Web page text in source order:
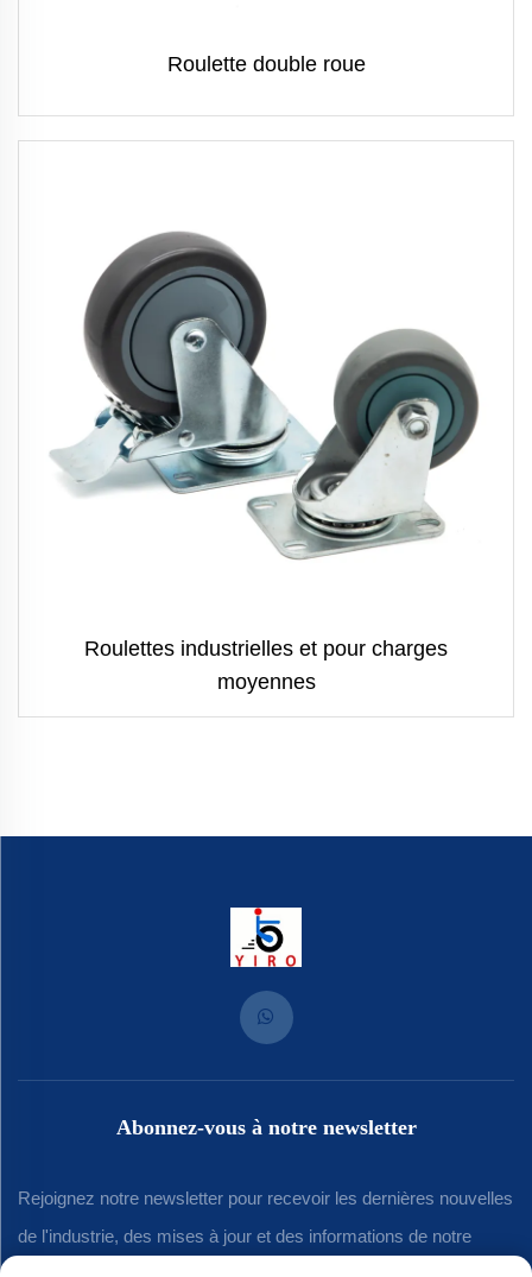
Roulette double roue
Roulettes industrielles et pour charges
moyennes
Abonnez-vous à notre newsletter
Rejoignez notre newsletter pour recevoir les dernières nouvelles
de l'industrie, des mises à jour et des informations de notre